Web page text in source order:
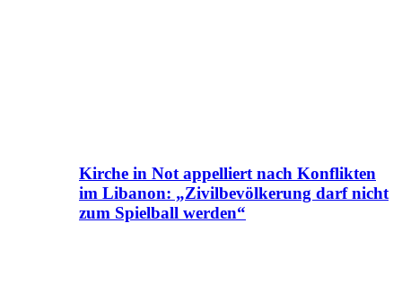
Kirche in Not appelliert nach Konflikten
im Libanon: „Zivilbevölkerung darf nicht
zum Spielball werden“